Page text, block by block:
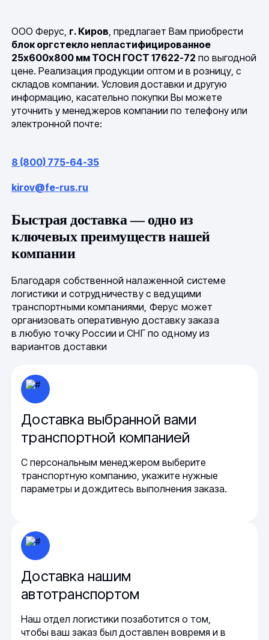
ООО Ферус, г. Киров, предлагает Вам приобрести
блок оргстекло непластифицированное
25х600х800 мм ТОСН ГОСТ 17622-72 по выгодной
цене. Реализация продукции оптом и в розницу, с
складов компании. Условия доставки и другую
информацию, касательно покупки Вы можете
уточнить у менеджеров компании по телефону или
электронной почте:
8 (800) 775-64-35
kirov@fe-rus.ru
Быстрая доставка — одно из
ключевых преимуществ нашей
компании
Благодаря собственной налаженной системе
логистики и сотрудничеству с ведущими
транспортными компаниями, Ферус может
организовать оперативную доставку заказа
в любую точку России и СНГ по одному из
вариантов доставки
Доставка выбранной вами
транспортной компанией
С персональным менеджером выберите
транспортную компанию, укажите нужные
параметры и дождитесь выполнения заказа.
Доставка нашим
автотранспортом
Наш отдел логистики позаботится о том,
чтобы ваш заказ был доставлен вовремя и в